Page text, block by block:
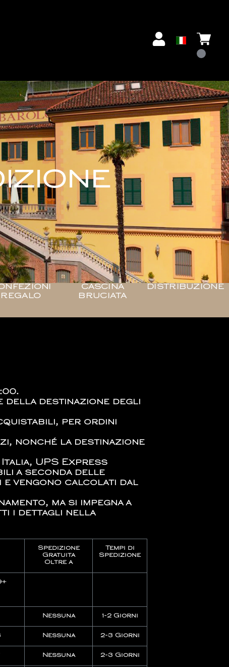
REGALO
CASCINA
BRUCIATA
DISTRIBUZIONE
della destinazione degli
per ordini
nonché la destinazione
UPS Express
a seconda delle
e vengono calcolati dal
ma si impegna a
i dettagli nella
Spedizione
Gratuita
Oltre a
Tempi di
Spedizione
Nessuna 1-2 Giorni
Nessuna 2-3 Giorni
Nessuna 2-3 Giorni